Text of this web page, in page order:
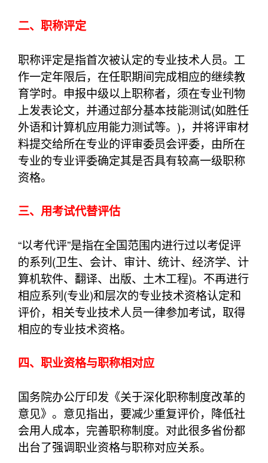
二、职称评定
职称评定是指首次被认定的专业技术人员。工
作一定年限后，在任职期间完成相应的继续教
育学时。申报中级以上职称者，须在专业刊物
上发表论文，并通过部分基本技能测试(如胜任
外语和计算机应用能力测试等。)，并将评审材
料提交给所在专业的评审委员会评委，由所在
专业的专业评委确定其是否具有较高一级职称
资格。
三、用考试代替评估
“以考代评”是指在全国范围内进行过以考促评
的系列(卫生、会计、审计、统计、经济学、计
算机软件、翻译、出版、土木工程)。不再进行
相应系列(专业)和层次的专业技术资格认定和
评价，相关专业技术人员一律参加考试，取得
相应的专业技术资格。
四、职业资格与职称相对应
国务院办公厅印发《关于深化职称制度改革的
意见》。意见指出，要减少重复评价，降低社
会用人成本，完善职称制度。对此很多省份都
出台了强调职业资格与职称对应关系。